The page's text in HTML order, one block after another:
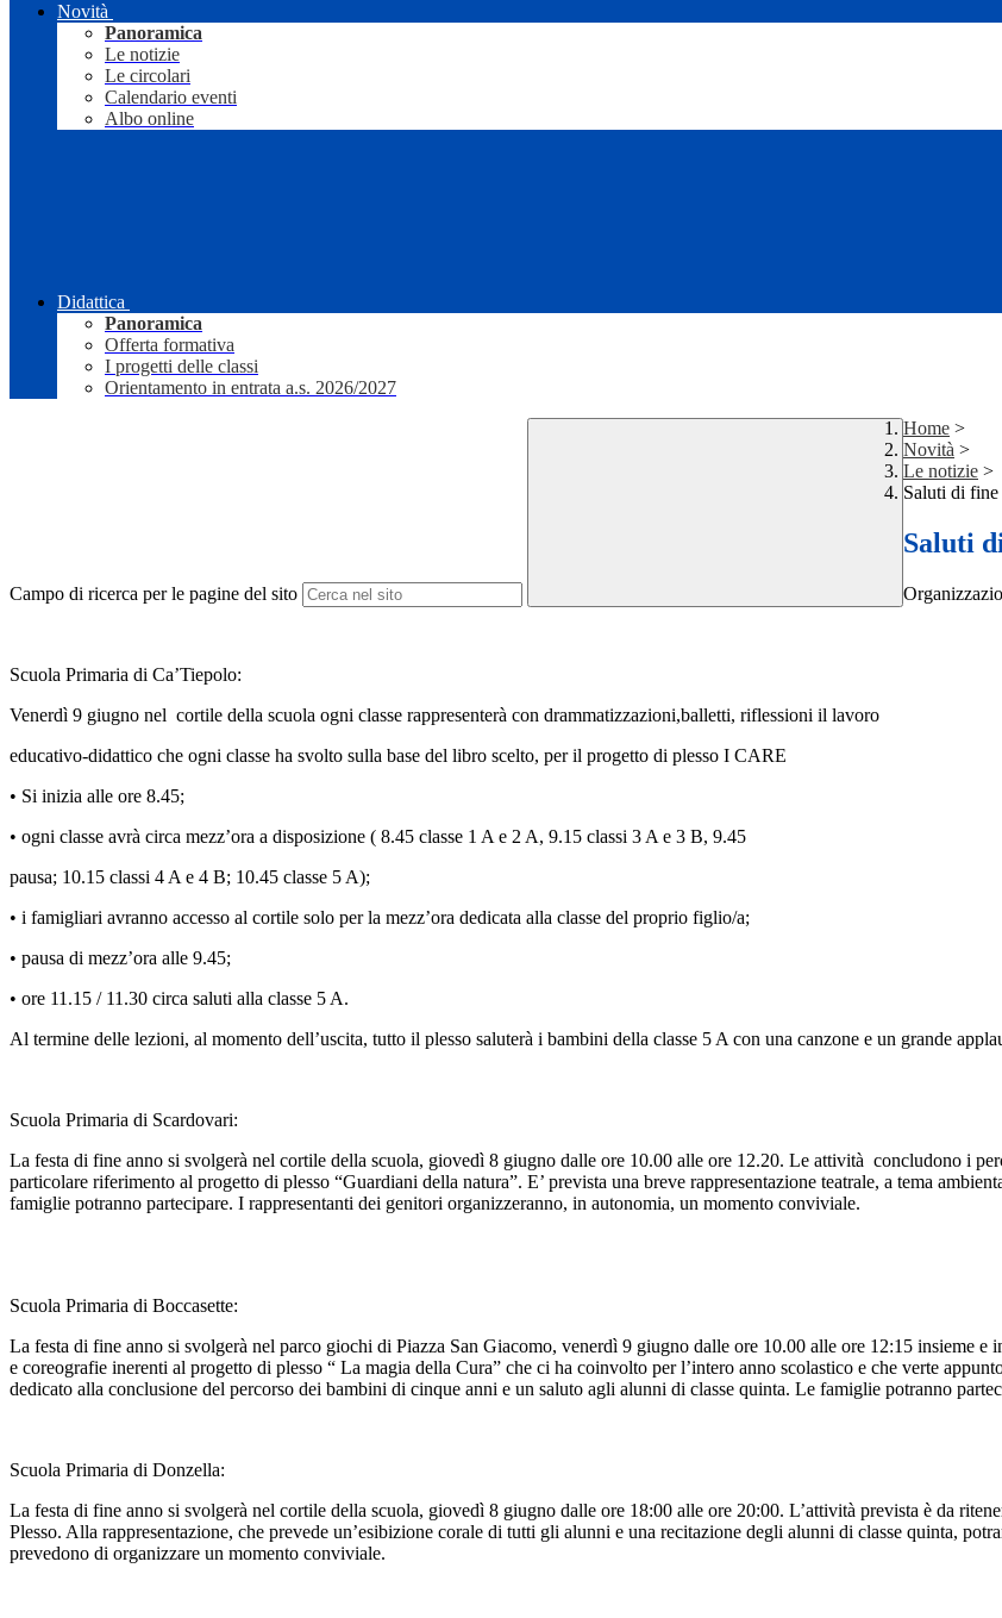
Novità
Panoramica
Le notizie
Le circolari
Calendario eventi
Albo online
Didattica
Panoramica
Offerta formativa
I progetti delle classi
Orientamento in entrata a.s. 2026/2027
Campo di ricerca per le pagine del sito
Home >
Novità >
Le notizie >
Saluti di fine
Saluti
Scuola Primaria di Ca’Tiepolo:
Venerdì 9 giugno nel cortile della scuola ogni classe rappresenterà con drammatizzazioni,balletti, riflessioni il lavoro
educativo-didattico che ogni classe ha svolto sulla base del libro scelto, per il progetto di plesso I CARE
• Si inizia alle ore 8.45;
• ogni classe avrà circa mezz’ora a disposizione ( 8.45 classe 1 A e 2 A, 9.15 classi 3 A e 3 B, 9.45
pausa; 10.15 classi 4 A e 4 B; 10.45 classe 5 A);
• i famigliari avranno accesso al cortile solo per la mezz’ora dedicata alla classe del proprio figlio/a;
• pausa di mezz’ora alle 9.45;
• ore 11.15 / 11.30 circa saluti alla classe 5 A.
Al termine delle lezioni, al momento dell’uscita, tutto il plesso saluterà i bambini della classe 5 A con una canzone e un grande
Scuola Primaria di Scardovari:
La festa di fine anno si svolgerà nel cortile della scuola, giovedì 8 giugno dalle ore 10.00 alle ore 12.20. Le attività concludono i
particolare riferimento al progetto di plesso “Guardiani della natura”. E’ prevista una breve rappresentazione teatrale, a tema
famiglie potranno partecipare. I rappresentanti dei genitori organizzeranno, in autonomia, un momento conviviale.
Scuola Primaria di Boccasette:
La festa di fine anno si svolgerà nel parco giochi di Piazza San Giacomo, venerdì 9 giugno dalle ore 10.00 alle ore 12:15 insieme
e coreografie inerenti al progetto di plesso “ La magia della Cura” che ci ha coinvolto per l’intero anno scolastico e che verte
dedicato alla conclusione del percorso dei bambini di cinque anni e un saluto agli alunni di classe quinta. Le famiglie potranno
Scuola Primaria di Donzella:
La festa di fine anno si svolgerà nel cortile della scuola, giovedì 8 giugno dalle ore 18:00 alle ore 20:00. L’attività prevista è da
Plesso. Alla rappresentazione, che prevede un’esibizione corale di tutti gli alunni e una recitazione degli alunni di classe quinta,
prevedono di organizzare un momento conviviale.